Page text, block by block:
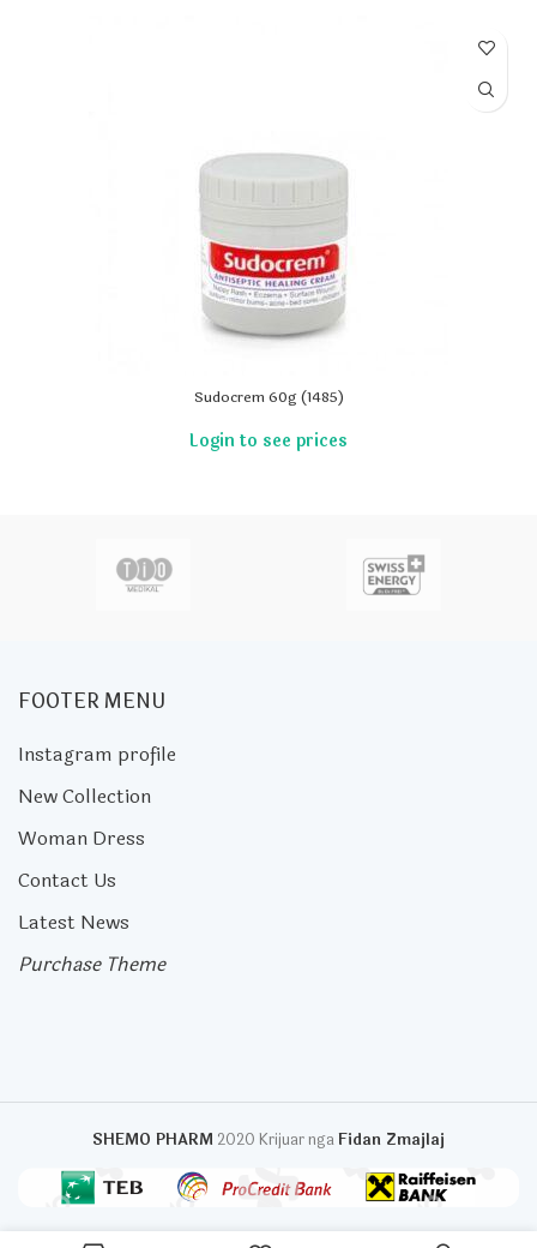
Sudocrem 60g (1485)
FOOTER MENU
Instagram profile
New Collection
Woman Dress
Contact Us
Latest News
Purchase Theme
SHEMO PHARM 2020 Krijuar ngaFidan Zmajlaj